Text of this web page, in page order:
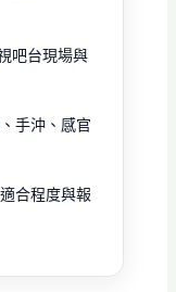
吧台現場與
手沖、感官
合程度與報